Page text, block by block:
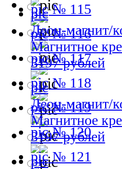
№ 115
№ 116
№ 117
№ 118
№ 119
№ 120
№ 121
Леон-магнит/
Магнитное
3197 рублей
Леон-магнит/
Магнитное
3197 рублей